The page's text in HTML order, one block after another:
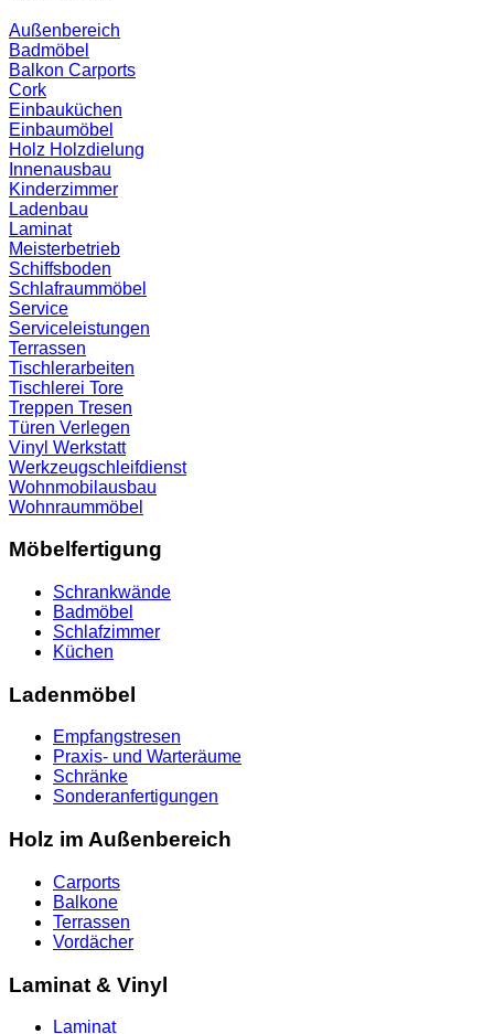
Außenbereich
Badmöbel
Balkon Carports
Cork
Einbauküchen
Einbaumöbel
Holz Holzdielung
Innenausbau
Kinderzimmer
Ladenbau
Laminat
Meisterbetrieb
Schiffsboden
Schlafraummöbel
Service
Serviceleistungen
Terrassen
Tischlerarbeiten
Tischlerei Tore
Treppen Tresen
Türen Verlegen
Vinyl Werkstatt
Werkzeugschleifdienst
Wohnmobilausbau
Wohnraummöbel
Möbelfertigung
Schrankwände
Badmöbel
Schlafzimmer
Küchen
Ladenmöbel
Empfangstresen
Praxis- und Warteräume
Schränke
Sonderanfertigungen
Holz im Außenbereich
Carports
Balkone
Terrassen
Vordächer
Laminat & Vinyl
Laminat